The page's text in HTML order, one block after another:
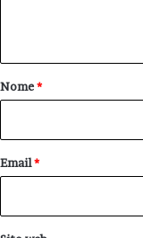
o
Nome*
Email*